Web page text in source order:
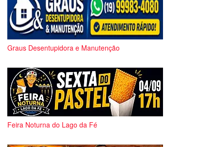
Graus Desentupidora e Manutenção
Feira Noturna do Lago da Fé